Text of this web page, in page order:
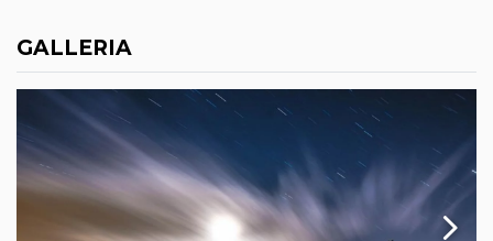
GALLERIA